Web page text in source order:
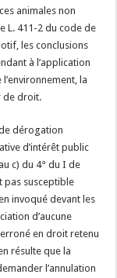
animales non
L. 411-2 du code de
les conclusions
à l’application
la
de droit.
dérogation
d’intérêt public
c) du 4° du I de
pas susceptible
invoqué devant les
d’aucune
en droit retenu
résulte que la
l’annulation